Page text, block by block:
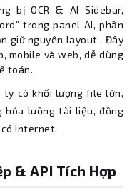
bị OCR & AI Sidebar,
trong panel AI, phần
giữ nguyên layout . Đây
mobile và web, dễ dùng
toán.
ty có khối lượng file lớn,
hóa luồng tài liệu, đồng
Internet.
& API Tích Hợp